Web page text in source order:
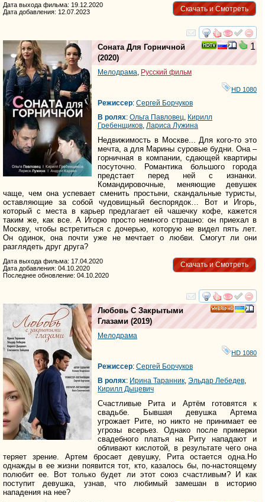
Скачать и Смотреть
Дата выхода фильма: 19.12.2020
Дата добавления: 12.07.2023
смотреть
1
Соната Для Горничной
(2020)
Мелодрама Русский фильм
HD 1080
Режиссер: Сергей Борчуков
В ролях: Ольга Павловец Кирилл
Гребенщиков Лариса Лужина
Недвижимость в Москве... Для кого-то это
мечта, а для Марины суровые будни. Она –
горничная в компании, сдающей квартиры
посуточно. Романтика большого города
предстает перед ней с изнанки.
Командировочные, меняющие девушек
чаще, чем она успевает сменить простыни, скандальные туристы,
оставляющие за собой чудовищный беспорядок… Вот и Игорь,
который с места в карьер предлагает ей чашечку кофе, кажется
таким же, как все. А Игорю просто немного страшно: он приехал в
Москву, чтобы встретиться с дочерью, которую не видел пять лет.
Он одинок, она почти уже не мечтает о любви. Смогут ли они
разглядеть друг друга?
Скачать и Смотреть
Дата выхода фильма: 17.04.2020
Дата добавления: 04.10.2020
Последнее обновление: 04.10.2020
смотреть
Любовь С Закрытыми
Глазами (2019)
Мелодрама
HD 1080
Режиссер: Сергей Борчуков
В ролях: Ирина Таранник Эльдар Лебедев
Кирилл Дыцевич
Счастливые Рита и Артём готовятся к
свадьбе. Бывшая девушка Артема
угрожает Рите, но никто не принимает ее
угрозы всерьез. Однако после примерки
свадебного платья на Риту нападают и
обливают кислотой, в результате чего она
теряет зрение. Артем бросает девушку, Рита остается одна.Но
однажды в ее жизни появится тот, кто, казалось бы, по-настоящему
полюбит ее. Вот только будет ли этот союз счастливым? И как
поступит девушка, узнав, что любимый замешан в историю
нападения на нее?